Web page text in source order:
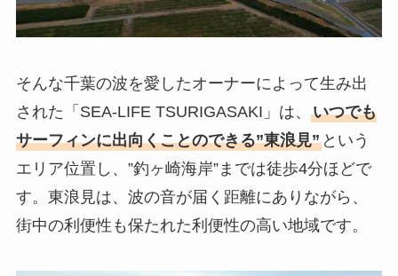
そんな千葉の波を愛したオーナーによって生み出
された「SEA-LIFE TSURIGASAKI」は、 いつでも
サーフィンに出向くことのできる”東浪見”という
エリア位置し、”釣ヶ崎海岸”までは徒歩4分ほどで
す。東浪見は、波の音が届く距離にありながら、
街中の利便性も保たれた利便性の高い地域です。